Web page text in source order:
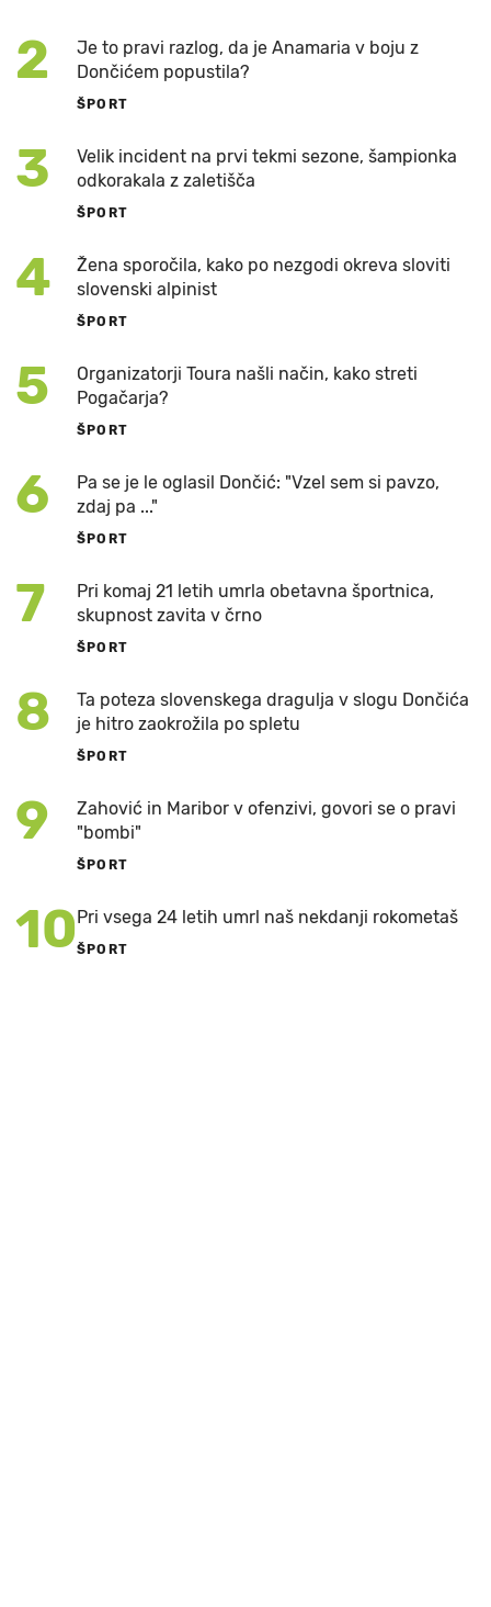
2
Je to pravi razlog, da je Anamaria v boju z
Dončićem popustila?
ŠPORT
3
Velik incident na prvi tekmi sezone, šampionka
odkorakala z zaletišča
ŠPORT
4
Žena sporočila, kako po nezgodi okreva sloviti
slovenski alpinist
ŠPORT
5
Organizatorji Toura našli način, kako streti
Pogačarja?
ŠPORT
6
Pa se je le oglasil Dončić: "Vzel sem si pavzo,
zdaj pa ..."
ŠPORT
7
Pri komaj 21 letih umrla obetavna športnica,
skupnost zavita v črno
ŠPORT
8
Ta poteza slovenskega dragulja v slogu Dončića
je hitro zaokrožila po spletu
ŠPORT
9
Zahović in Maribor v ofenzivi, govori se o pravi
"bombi"
ŠPORT
10Pri vsega 24 letih umrl naš nekdanji rokometaš
ŠPORT